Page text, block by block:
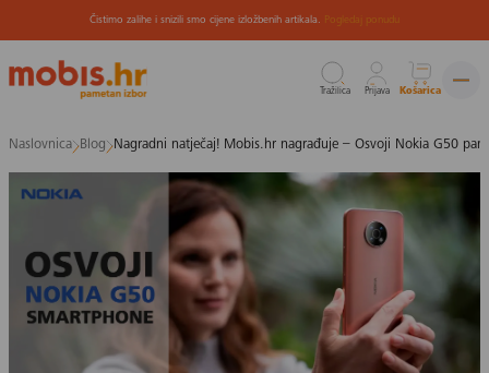
na
sadržaj
Čistimo zalihe i snizili smo cijene izložbenih artikala. Pogledaj ponudu
Tražilica Prijava Košarica
Naslovnica Blog Nagradni natječaj! Mobis.hr nagrađuje – Osvoji Nokia G50